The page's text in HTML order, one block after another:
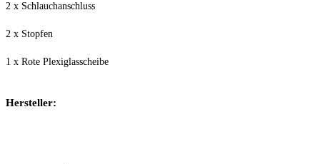
2 x Schlauchanschluss
2 x Stopfen
1 x Rote Plexiglasscheibe
Hersteller: